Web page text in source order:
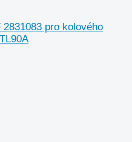
pro kolového